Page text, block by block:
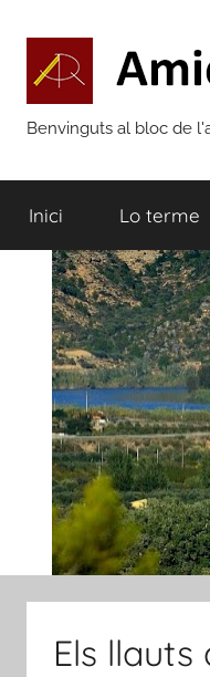
contingut
Amics
de
Riba-
roja
d'Ebre
Benvinguts al bloc de
Inici Lo terme
Els llauts